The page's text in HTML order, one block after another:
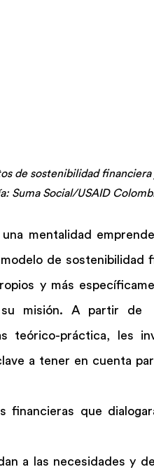
de sostenibilidad
Suma Social/USAID
mentalidad
de sostenibilidad
y más
misión. A partir de
teórico-práctica, les
a tener en cuenta
financieras que
a las necesidades y